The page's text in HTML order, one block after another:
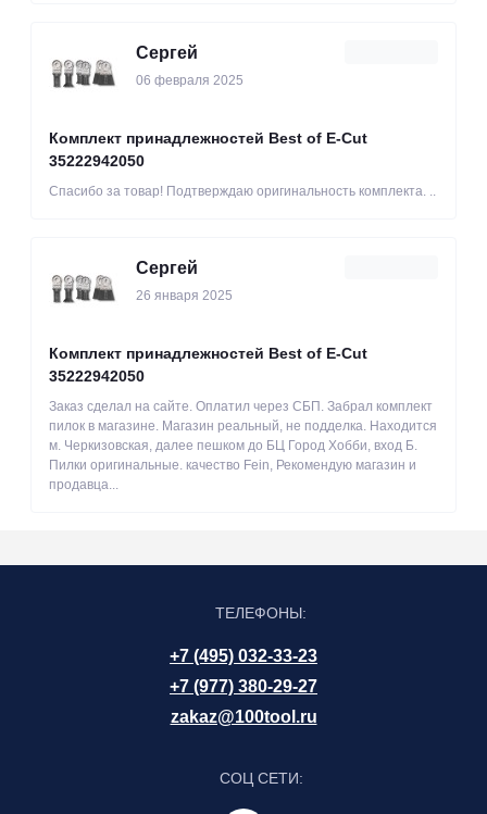
Сергей
06 февраля 2025
Комплект принадлежностей Best of E-Cut
35222942050
Спасибо за товар! Подтверждаю оригинальность комплекта. ..
Сергей
26 января 2025
Комплект принадлежностей Best of E-Cut
35222942050
Заказ сделал на сайте. Оплатил через СБП. Забрал комплект
пилок в магазине. Магазин реальный, не подделка. Находится
м. Черкизовская, далее пешком до БЦ Город Хобби, вход Б.
Пилки оригинальные. качество Fein, Рекомендую магазин и
продавца...
ТЕЛЕФОНЫ:
+7 (495) 032-33-23
+7 (977) 380-29-27
zakaz@100tool.ru
СОЦ СЕТИ: